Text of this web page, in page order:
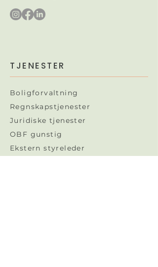
TJENESTER
Boligforvaltning
Regnskapstjenester
Juridiske tjenester​
OBF gunstig
Ekstern styreleder